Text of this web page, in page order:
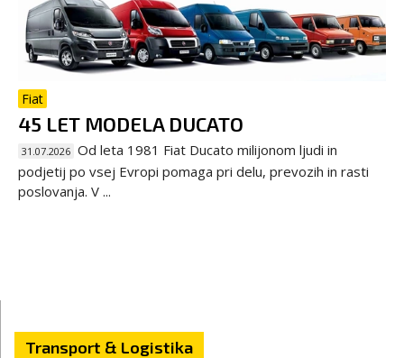
Fiat
45 LET MODELA DUCATO
31.07.2026 Od leta 1981 Fiat Ducato milijonom ljudi in
podjetij po vsej Evropi pomaga pri delu, prevozih in rasti
poslovanja. V ...
Transport & Logistika